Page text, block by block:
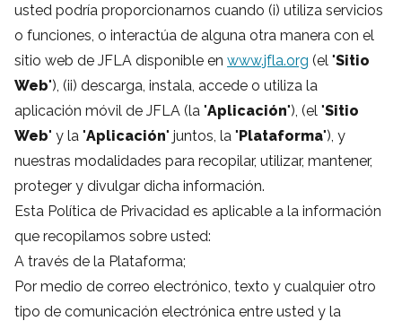
usted podría proporcionarnos cuando (i) utiliza servicios
o funciones, o interactúa de alguna otra manera con el
sitio web de JFLA disponible en www.jfla.org (el "Sitio
Web"), (ii) descarga, instala, accede o utiliza la
aplicación móvil de JFLA (la "Aplicación"), (el "Sitio
Web" y la "Aplicación" juntos, la "Plataforma"), y
nuestras modalidades para recopilar, utilizar, mantener,
proteger y divulgar dicha información.
Esta Política de Privacidad es aplicable a la información
que recopilamos sobre usted:
A través de la Plataforma;
Por medio de correo electrónico, texto y cualquier otro
tipo de comunicación electrónica entre usted y la